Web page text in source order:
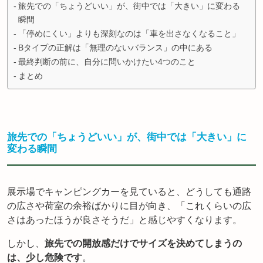
旅先での「ちょうどいい」が、街中では「大きい」に変わる
瞬間
「停めにくい」よりも深刻なのは「車を出さなくなること」
Bタイプの正解は「無理のないバランス」の中にある
最終判断の前に、自分に問いかけたい4つのこと
まとめ
旅先での「ちょうどいい」が、街中では「大きい」に
変わる瞬間
展示場でキャンピングカーを見ていると、どうしても通路
の広さや荷室の余裕ばかりに目が向き、「これくらいの広
さはあったほうが良さそうだ」と感じやすくなります。
しかし、 旅先での開放感だけでサイズを決めてしまうの
は、少し危険です。